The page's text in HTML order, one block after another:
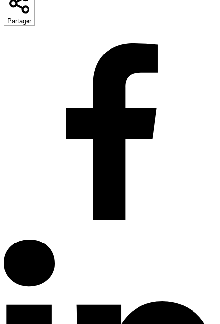
Partager